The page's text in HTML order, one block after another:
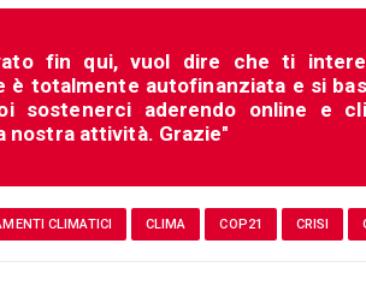
fin qui, vuol dire che ti
è totalmente autofinanziata e si
sostenerci aderendo online e
nostra attività. Grazie"
CLIMATICI CLIMA COP21 CRISI